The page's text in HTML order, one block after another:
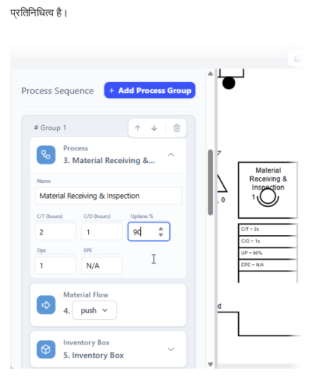
प्रतिनिधित्व है।